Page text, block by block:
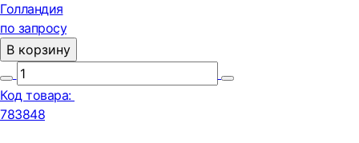
Голландия
по запросу
В корзину
Код товара:
783848